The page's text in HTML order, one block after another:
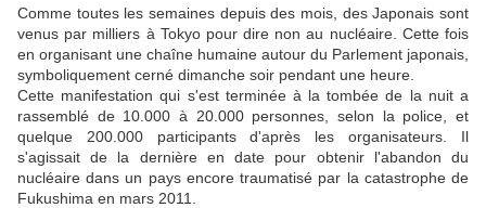
Comme toutes les semaines depuis des mois, des Japonais sont
venus par milliers à Tokyo pour dire non au nucléaire. Cette fois
en organisant une chaîne humaine autour du Parlement japonais,
symboliquement cerné dimanche soir pendant une heure.
Cette manifestation qui s'est terminée à la tombée de la nuit a
rassemblé de 10.000 à 20.000 personnes, selon la police, et
quelque 200.000 participants d'après les organisateurs. Il
s'agissait de la dernière en date pour obtenir l'abandon du
nucléaire dans un pays encore traumatisé par la catastrophe de
Fukushima en mars 2011.